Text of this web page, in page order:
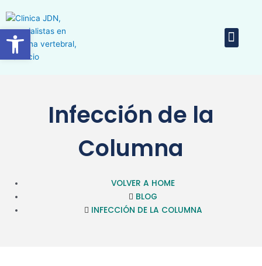
contenido
Infección de la
Columna
VOLVER A HOME
BLOG
INFECCIÓN DE LA COLUMNA
Abrir barra de herramientas